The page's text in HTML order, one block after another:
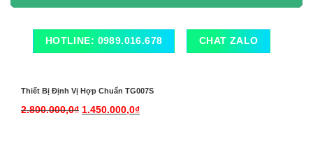
HOTLINE: 0989.016.678 CHAT ZALO
Thiết Bị Định Vị Hợp Chuẩn TG007S
2.800.000,0₫ 1.450.000,0₫